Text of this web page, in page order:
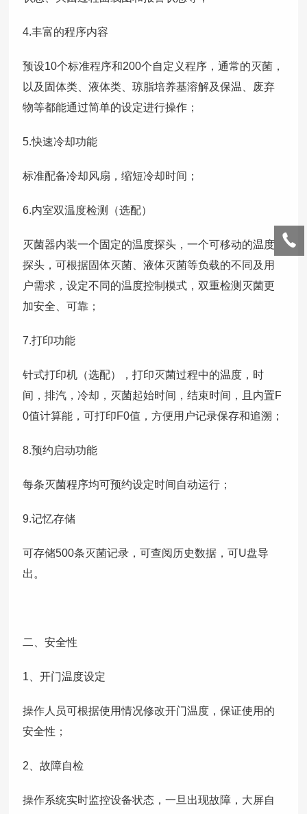
4.丰富的程序内容
预设10个标准程序和200个自定义程序，通常的灭菌，
以及固体类、液体类、琼脂培养基溶解及保温、废弃
物等都能通过简单的设定进行操作；
5.快速冷却功能
标准配备冷却风扇，缩短冷却时间；
6.内室双温度检测（选配）
灭菌器内装一个固定的温度探头，一个可移动的温度
探头，可根据固体灭菌、液体灭菌等负载的不同及用
户需求，设定不同的温度控制模式，双重检测灭菌更
加安全、可靠；
7.打印功能
针式打印机（选配），打印灭菌过程中的温度，时
间，排汽，冷却，灭菌起始时间，结束时间，且内置F
0值计算能，可打印F0值，方便用户记录保存和追溯；
8.预约启动功能
每条灭菌程序均可预约设定时间自动运行；
9.记忆存储
可存储500条灭菌记录，可查阅历史数据，可U盘导
出。
二、安全性
1、开门温度设定
操作人员可根据使用情况修改开门温度，保证使用的
安全性；
2、故障自检
操作系统实时监控设备状态，一旦出现故障，大屏自